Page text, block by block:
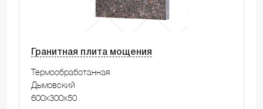
Гранитная плита мощения
Термообработанная
Дымовский
600x300x50